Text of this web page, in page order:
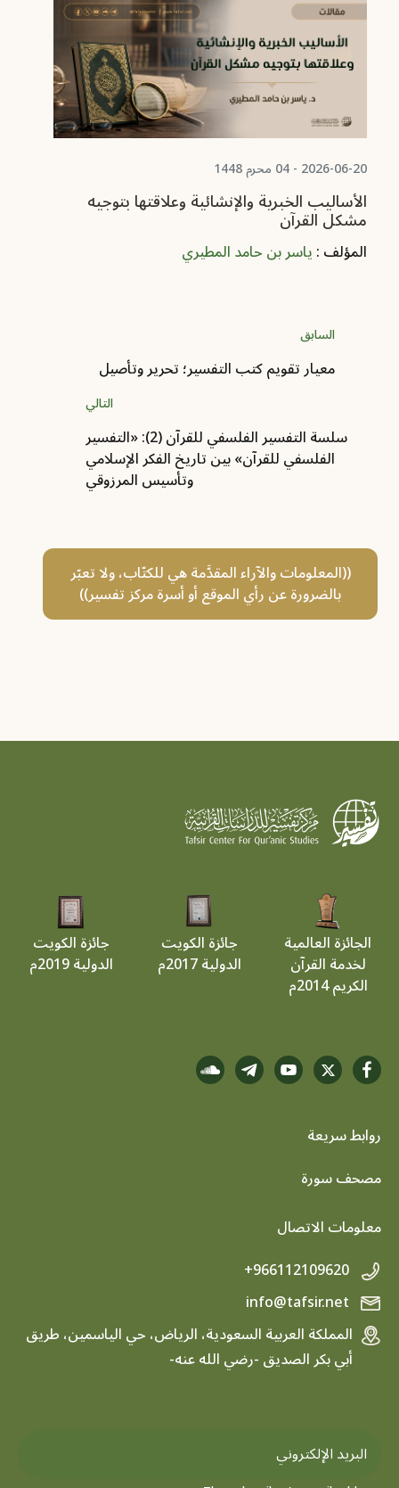
2026-06-20 - 04 محرم 1448
الأساليب الخبرية والإنشائية وعلاقتها بتوجيه
مشكل القرآن
المؤلف :ياسر بن حامد المطيري
السابق
معيار تقويم كتب التفسير؛ تحرير وتأصيل
التالي
سلسة التفسير الفلسفي للقرآن (2): «التفسير
الفلسفي للقرآن» بين تاريخ الفكر الإسلامي
وتأسيس المرزوقي
((المعلومات والآراء المقدَّمة هي للكتّاب، ولا تعبّر
بالضرورة عن رأي الموقع أو أسرة مركز تفسير))
الجائزة العالمية
لخدمة القرآن
الكريم 2014م
جائزة الكويت
الدولية 2017م
جائزة الكويت
الدولية 2019م
روابط سريعة
footer menu
مصحف سورة
معلومات الاتصال
+966112109620
المملكة العربية السعودية، الرياض، حي الياسمين، طريق
أبي بكر الصديق -رضي الله عنه-